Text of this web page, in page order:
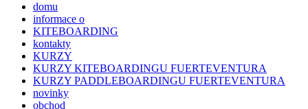
domu
informace o
KITEBOARDING
kontakty
KURZY
KURZY KITEBOARDINGU FUERTEVENTURA
KURZY PADDLEBOARDINGU FUERTEVENTURA
novinky
obchod